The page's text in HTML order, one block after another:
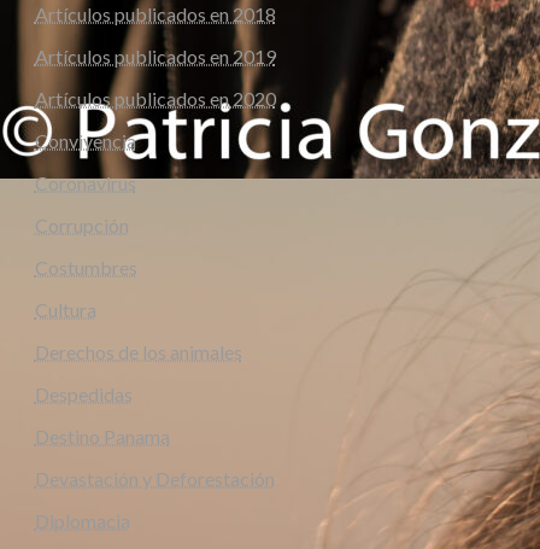
Artículos publicados en 2018
Artículos publicados en 2019
Artículos publicados en 2020
Convivencia
Coronavirus
Corrupción
Costumbres
Cultura
Derechos de los animales
Despedidas
Destino Panama
Devastación y Deforestación
Diplomacia